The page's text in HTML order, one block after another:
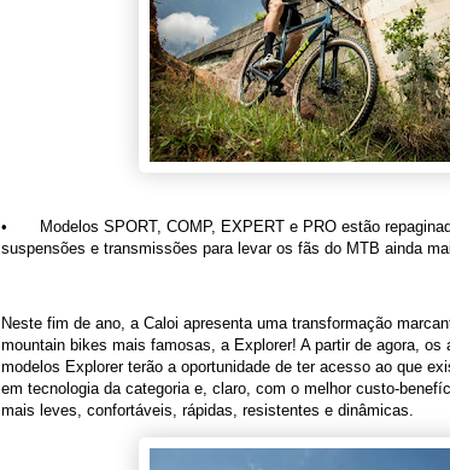
•
Modelos SPORT, COMP, EXPERT e PRO estão
suspensões e transmissões para levar os fãs do MTB ainda
Neste fim de ano, a Caloi apresenta uma transformação
mountain bikes mais famosas, a Explorer! A partir de agora, os
modelos Explorer terão a oportunidade de ter acesso ao que
em tecnologia da categoria e, claro, com o melhor custo-
mais leves, confortáveis, rápidas, resistentes e dinâmicas.